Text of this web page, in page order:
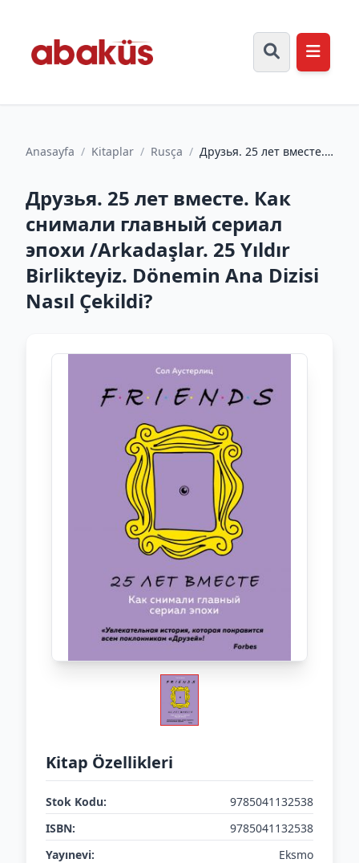
Anasayfa / Kitaplar / Rusça / Друзья. 25 лет вместе.
/Arkadaş...
Друзья. 25 лет вместе. Как
снимали главный сериал
эпохи /Arkadaşlar. 25 Yıldır
Birlikteyiz. Dönemin Ana Dizisi
Nasıl Çekildi?
Kitap Özellikleri
Stok Kodu:
9785041132538
ISBN:
9785041132538
Yayınevi:
Eksmo